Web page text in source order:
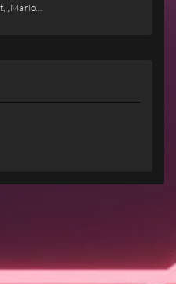
„Mario…